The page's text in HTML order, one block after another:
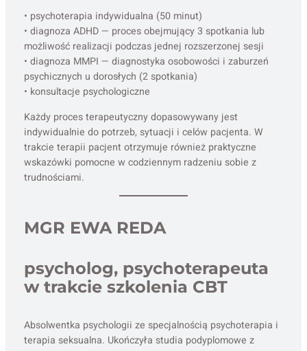
• psychoterapia indywidualna (50 minut)
• diagnoza ADHD — proces obejmujący 3 spotkania lub
możliwość realizacji podczas jednej rozszerzonej sesji
• diagnoza MMPI — diagnostyka osobowości i zaburzeń
psychicznych u dorosłych (2 spotkania)
• konsultacje psychologiczne
Każdy proces terapeutyczny dopasowywany jest
indywidualnie do potrzeb, sytuacji i celów pacjenta. W
trakcie terapii pacjent otrzymuje również praktyczne
wskazówki pomocne w codziennym radzeniu sobie z
trudnościami.
MGR EWA REDA
psycholog, psychoterapeuta
w trakcie szkolenia CBT
Absolwentka psychologii ze specjalnością psychoterapia i
terapia seksualna. Ukończyła studia podyplomowe z